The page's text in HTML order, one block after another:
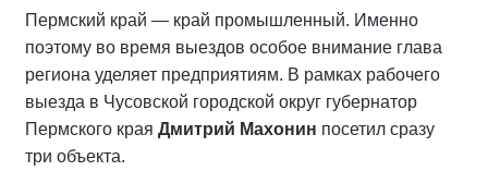
Пермский край — край промышленный. Именно
поэтому во время выездов особое внимание глава
региона уделяет предприятиям. В рамках рабочего
выезда в Чусовской городской округ губернатор
Пермского края Дмитрий Махонин посетил сразу
три объекта.